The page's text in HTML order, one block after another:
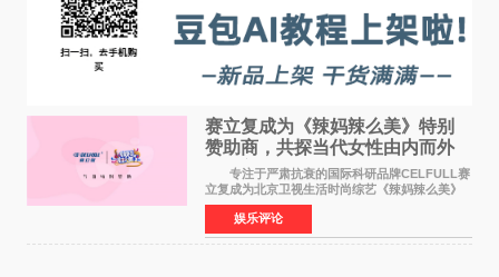
赛立复成为《辣妈辣么美》特别
赞助商，共探当代女性由内而外
活力美
专注于严肃抗衰的国际科研品牌CELFULL赛
立复成为北京卫视生活时尚综艺《辣妈辣么美》
的特别赞助商,明星辣妈袁咏仪倾情参与，向广大
都市女性传递健康生活新主张，寄语当代女性在
家庭与自我之间
娱乐评论